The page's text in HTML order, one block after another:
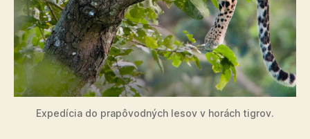
Expedícia do prapôvodných lesov v horách tigrov.